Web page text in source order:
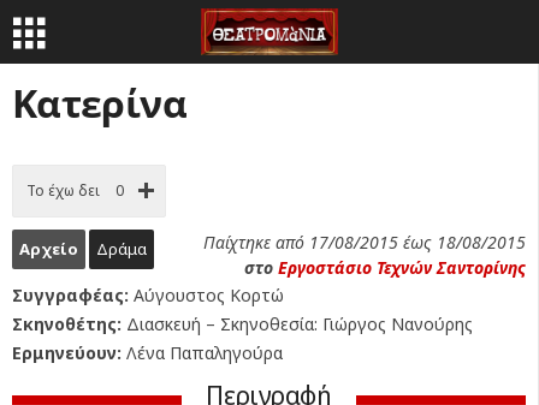
Κατερίνα
Το έχω δει 0
Αρχείο Δράμα
Παίχτηκε από 17/08/2015 έως 18/08/2015
στο Εργοστάσιο Τεχνών Σαντορίνης
Συγγραφέας: Αύγουστος Κορτώ
Σκηνοθέτης: Διασκευή – Σκηνοθεσία: Γιώργος Νανούρης
Ερμηνεύουν: Λένα Παπαληγούρα
Περιγραφή